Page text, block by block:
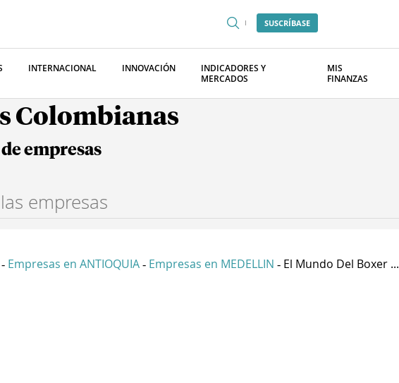
SUSCRÍBASE
INTERNACIONAL INNOVACIÓN
INDICADORES Y
MERCADOS
MIS
FINANZAS
Colombianas
empresas
- Empresas en ANTIOQUIA - Empresas en MEDELLIN - El Mundo Del Boxer ...